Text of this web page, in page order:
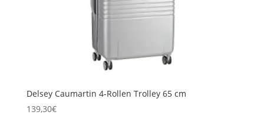
Delsey Caumartin 4-Rollen Trolley 65 cm
139,30€